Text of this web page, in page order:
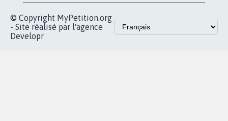
© Copyright MyPetition.org
- Site réalisé par l'agence
Developr